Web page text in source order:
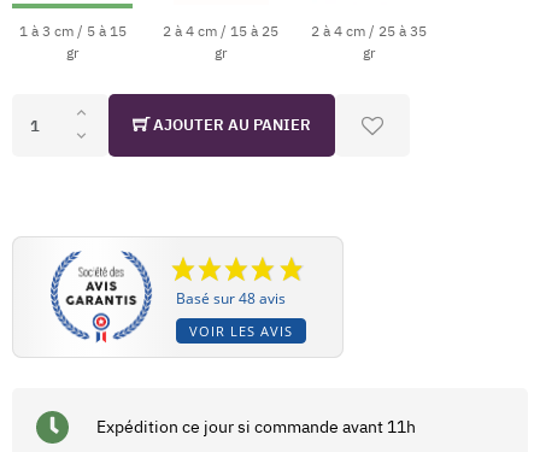
1 à 3 cm / 5 à 15
gr
2 à 4 cm / 15 à 25
gr
2 à 4 cm / 25 à 35
gr
AJOUTER AU PANIER
Basé sur 48 avis
VOIR LES AVIS
Expédition ce jour si commande avant 11h